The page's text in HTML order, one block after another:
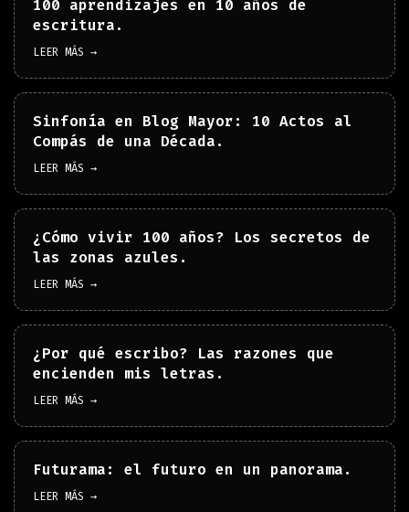
100 aprendizajes en 10 años de
escritura.
LEER MÁS →
Sinfonía en Blog Mayor: 10 Actos al
Compás de una Década.
LEER MÁS →
¿Cómo vivir 100 años? Los secretos de
las zonas azules.
LEER MÁS →
¿Por qué escribo? Las razones que
encienden mis letras.
LEER MÁS →
Futurama: el futuro en un panorama.
LEER MÁS →